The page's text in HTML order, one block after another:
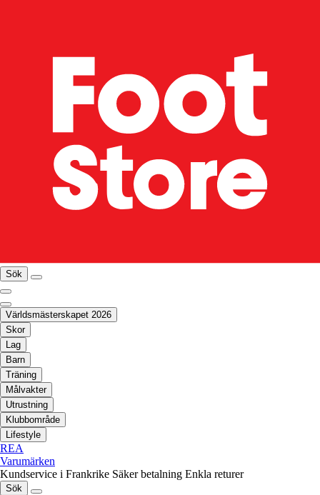
Sök
Världsmästerskapet 2026
Skor
Lag
Barn
Träning
Målvakter
Utrustning
Klubbområde
Lifestyle
REA
Varumärken
Kundservice i Frankrike Säker betalning Enkla returer
Sök